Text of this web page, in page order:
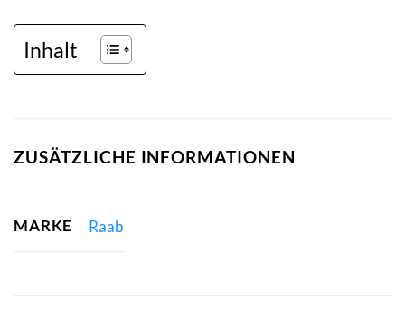
Inhalt
ZUSÄTZLICHE INFORMATIONEN
MARKE Raab